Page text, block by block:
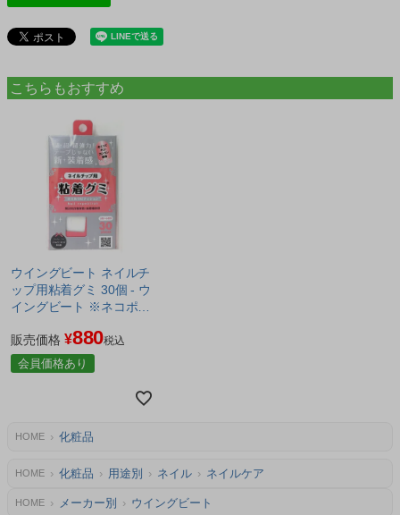
こちらもおすすめ
ウイングビート ネイルチ
ップ用粘着グミ 30個 - ウ
イングビート ※ネコポス
販売価格 ¥880税込
会員価格あり
HOME 化粧品
HOME 化粧品 用途別 ネイル ネイルケア
HOME メーカー別 ウイングビート